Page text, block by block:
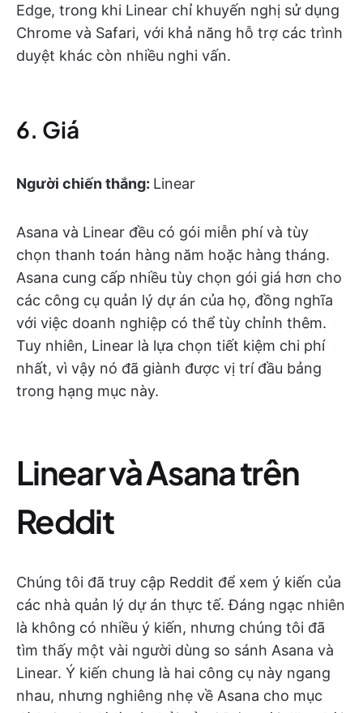
Edge, trong khi Linear chỉ khuyến nghị sử dụng
Chrome và Safari, với khả năng hỗ trợ các trình
duyệt khác còn nhiều nghi vấn.
6. Giá
Người chiến thắng: Linear
Asana và Linear đều có gói miễn phí và tùy
chọn thanh toán hàng năm hoặc hàng tháng.
Asana cung cấp nhiều tùy chọn gói giá hơn cho
các công cụ quản lý dự án của họ, đồng nghĩa
với việc doanh nghiệp có thể tùy chỉnh thêm.
Tuy nhiên, Linear là lựa chọn tiết kiệm chi phí
nhất, vì vậy nó đã giành được vị trí đầu bảng
trong hạng mục này.
Linear và Asana trên
Reddit
Chúng tôi đã truy cập Reddit để xem ý kiến của
các nhà quản lý dự án thực tế. Đáng ngạc nhiên
là không có nhiều ý kiến, nhưng chúng tôi đã
tìm thấy một vài người dùng so sánh Asana và
Linear. Ý kiến chung là hai công cụ này ngang
nhau, nhưng nghiêng nhẹ về Asana cho mục